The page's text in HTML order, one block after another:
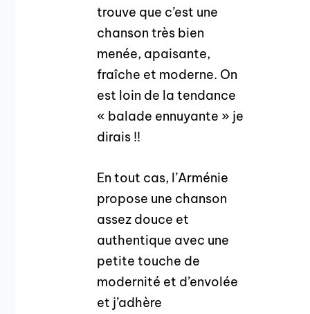
trouve que c’est une
chanson très bien
menée, apaisante,
fraîche et moderne. On
est loin de la tendance
« balade ennuyante » je
dirais !!
En tout cas, l’Arménie
propose une chanson
assez douce et
authentique avec une
petite touche de
modernité et d’envolée
et j’adhère